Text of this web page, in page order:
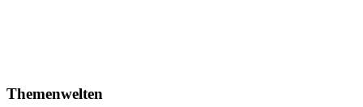
Themenwelten